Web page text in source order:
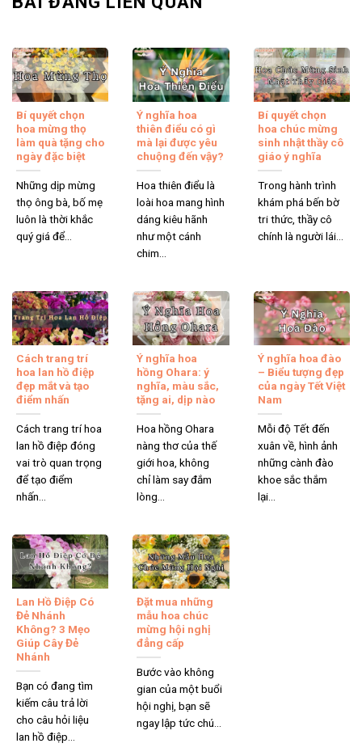
Chi phí giao hoa:
Shop hoa quận 3 miễn phí giao hàng cho
các đơn trong nội thành và những địa chỉ nằm trong bán kính
10km. Đối với các khu vực xa hơn, phí giao hàng sẽ được
tính từ 20.000 VNĐ trở lên, tùy thuộc vào khoảng cách cụ
thể.
Đặt hàng trước:
Để đảm bảo có được mẫu hoa ưng ý nhất
và tránh tình trạng hết hoa theo yêu cầu, khách hàng nên đặt
hoa sớm ít nhất 1-2 ngày, đặc biệt vào các dịp lễ lớn hoặc
Bí quyết chọn
hoa mừng thọ
làm quà tặng cho
ngày đặc biệt
Những dịp mừng
thọ ông bà, bố mẹ
luôn là thời khắc
quý giá để...
Ý nghĩa hoa
thiên điểu có gì
mà lại được yêu
chuộng đến vậy?
Hoa thiên điểu là
loài hoa mang hình
dáng kiêu hãnh
như một cánh
chim...
Bí quyết chọn
hoa chúc mừng
sinh nhật thầy cô
giáo ý nghĩa
Trong hành trình
khám phá bến bờ
tri thức, thầy cô
chính là người lái...
Cách trang trí
hoa lan hồ điệp
đẹp mắt và tạo
điểm nhấn
Cách trang trí hoa
lan hồ điệp đóng
vai trò quan trọng
để tạo điểm
nhấn...
Ý nghĩa hoa
hồng Ohara: ý
nghĩa, màu sắc,
tặng ai, dịp nào
Hoa hồng Ohara
nàng thơ của thế
giới hoa, không
chỉ làm say đắm
lòng...
Ý nghĩa hoa đào
– Biểu tượng đẹp
của ngày Tết Việt
Nam
Mỗi độ Tết đến
xuân về, hình ảnh
những cành đào
khoe sắc thắm
lại...
Lan Hồ Điệp Có
Đẻ Nhánh
Không? 3 Mẹo
Giúp Cây Đẻ
Nhánh
Bạn có đang tìm
kiếm câu trả lời
cho câu hỏi liệu
lan hồ điệp...
Đặt mua những
mẫu hoa chúc
mừng hội nghị
đẳng cấp
Bước vào không
gian của một buổi
hội nghị, bạn sẽ
ngay lập tức chú...